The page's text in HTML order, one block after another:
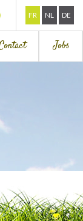
FR NL DE
Jobs